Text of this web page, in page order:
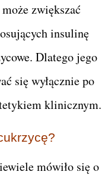
zwiększać
insulinę
Dlatego jego
się wyłącznie po
klinicznym.
mówiło się o